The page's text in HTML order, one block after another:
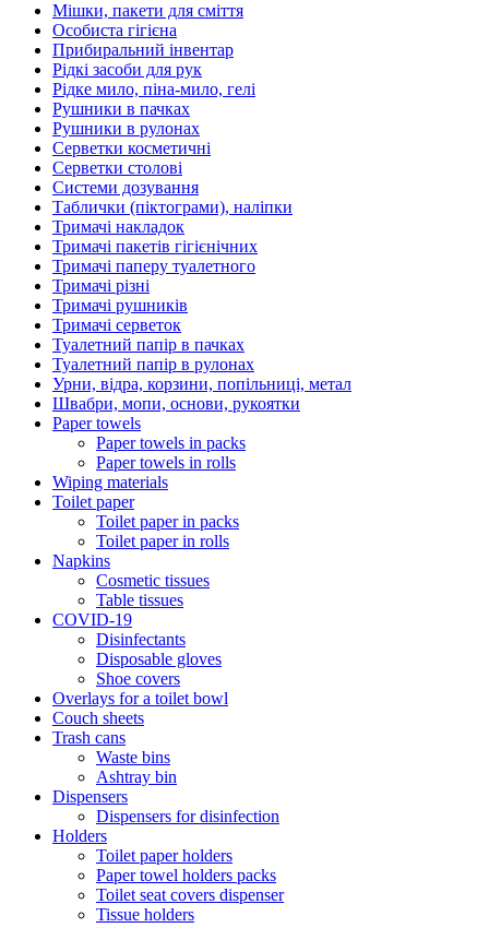
Мішки, пакети для сміття
Особиста гігієна
Прибиральний інвентар
Рідкі засоби для рук
Рідке мило, піна-мило, гелі
Рушники в пачках
Рушники в рулонах
Серветки косметичні
Серветки столові
Системи дозування
Таблички (піктограми), наліпки
Тримачі накладок
Тримачі пакетів гігієнічних
Тримачі паперу туалетного
Тримачі різні
Тримачі рушників
Тримачі серветок
Туалетний папір в пачках
Туалетний папір в рулонах
Урни, відра, корзини, попільниці, метал
Швабри, мопи, основи, рукоятки
Paper towels
Paper towels in packs
Paper towels in rolls
Wiping materials
Toilet paper
Toilet paper in packs
Toilet paper in rolls
Napkins
Cosmetic tissues
Table tissues
COVID-19
Disinfectants
Disposable gloves
Shoe covers
Overlays for a toilet bowl
Couch sheets
Trash cans
Waste bins
Ashtray bin
Dispensers
Dispensers for disinfection
Holders
Toilet paper holders
Paper towel holders packs
Toilet seat covers dispenser
Tissue holders